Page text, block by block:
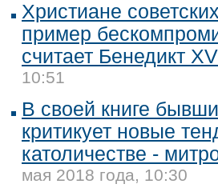
Христиане
пример
считает Бенедикт
10:51
В своей книге
критикует новые
католичестве -
мая 2018 года, 10:30